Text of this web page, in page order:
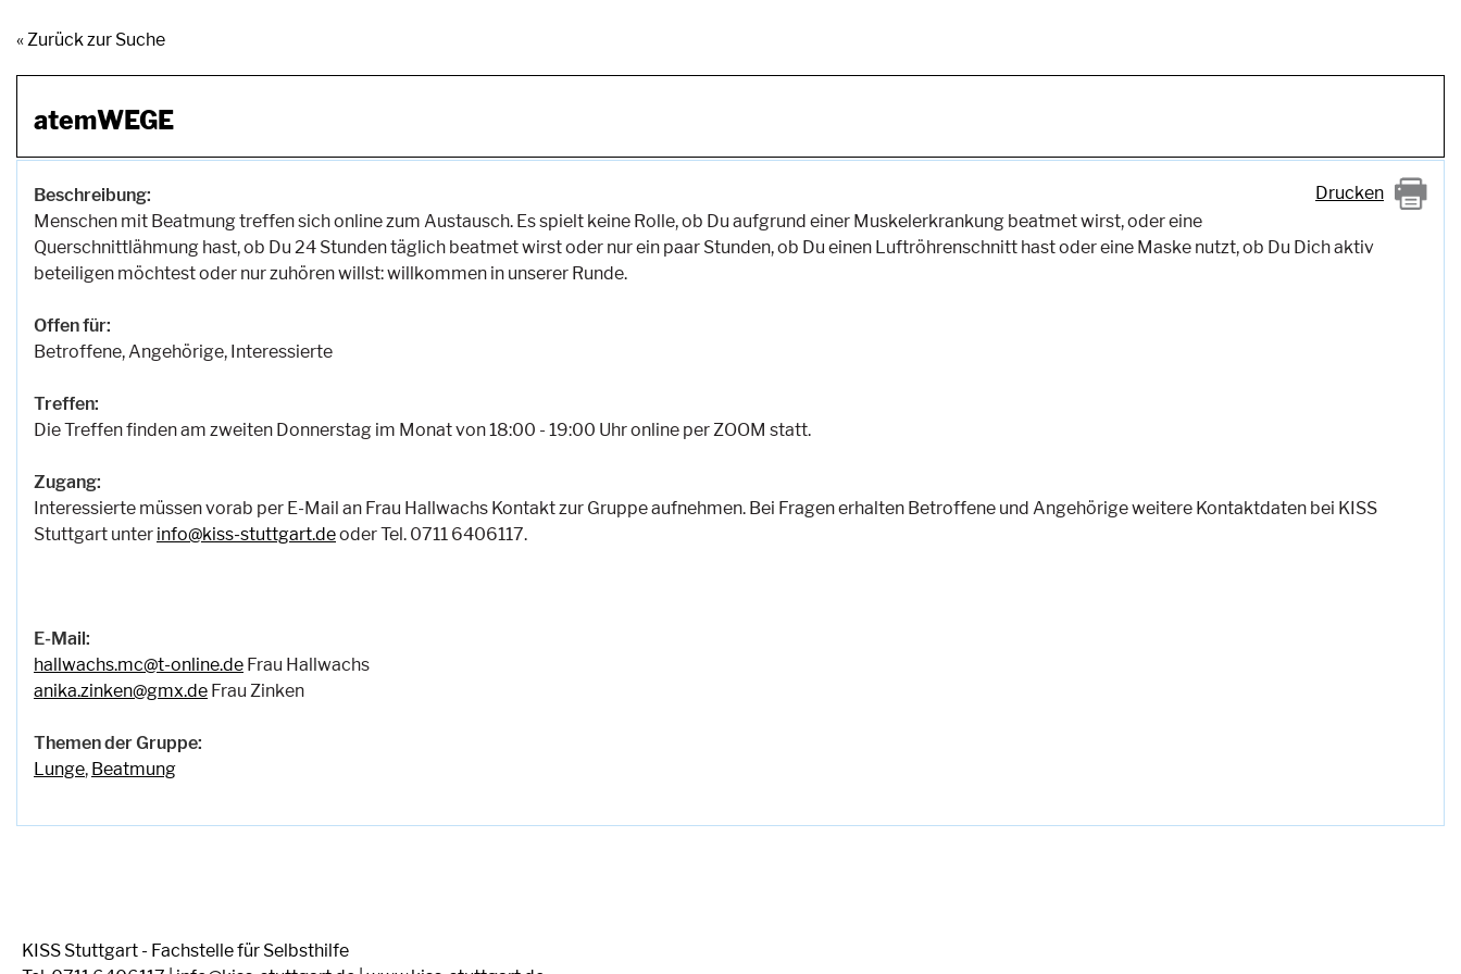
« Zurück zur Suche
atemWEGE
Drucken
Beschreibung:
Menschen mit Beatmung treffen sich online zum Austausch. Es spielt keine Rolle, ob Du aufgrund einer Muskelerkrankung beatmet wirst, oder eine
Querschnittlähmung hast, ob Du 24 Stunden täglich beatmet wirst oder nur ein paar Stunden, ob Du einen Luftröhrenschnitt hast oder eine Maske nutzt, ob Du Dich aktiv
beteiligen möchtest oder nur zuhören willst: willkommen in unserer Runde.
Offen für:
Betroffene, Angehörige, Interessierte
Treffen:
Die Treffen finden am zweiten Donnerstag im Monat von 18:00 - 19:00 Uhr online per ZOOM statt.
Zugang:
Interessierte müssen vorab per E-Mail an Frau Hallwachs Kontakt zur Gruppe aufnehmen. Bei Fragen erhalten Betroffene und Angehörige weitere Kontaktdaten bei KISS
Stuttgart unter info@kiss-stuttgart.deoder Tel. 0711 6406117.
E-Mail:
hallwachs.mc@t-online.de Frau Hallwachs
anika.zinken@gmx.de Frau Zinken
Themen der Gruppe:
Lunge, Beatmung
KISS Stuttgart - Fachstelle für Selbsthilfe